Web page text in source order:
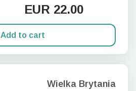
EUR 22.00
Add to cart
Wielka Brytania